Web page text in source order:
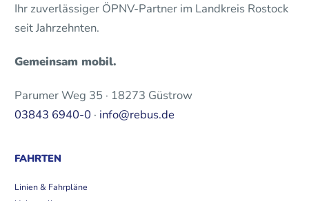
Ihr zuverlässiger ÖPNV-Partner im Landkreis Rostock
seit Jahrzehnten.
Gemeinsam mobil.
Parumer Weg 35 · 18273 Güstrow
03843 6940-0 · info@rebus.de
FAHRTEN
Linien & Fahrpläne